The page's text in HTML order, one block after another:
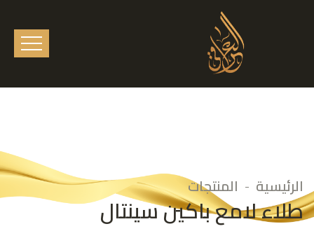
الرئيسية المنتجات
طلاء لامع باكين سينتال